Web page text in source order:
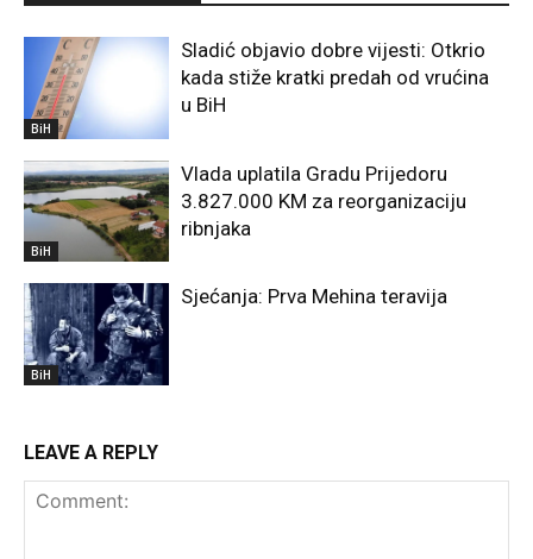
BiH
Sladić objavio dobre vijesti: Otkrio
kada stiže kratki predah od vrućina
u BiH
BiH
Vlada uplatila Gradu Prijedoru
3.827.000 KM za reorganizaciju
ribnjaka
BiH
Sjećanja: Prva Mehina teravija
LEAVE A REPLY